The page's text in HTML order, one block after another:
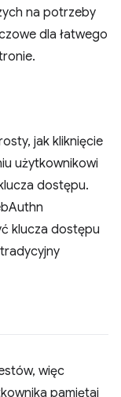
na potrzeby
dla łatwego
jak kliknięcie
użytkownikowi
dostępu.
klucza dostępu
więc
pamiętaj